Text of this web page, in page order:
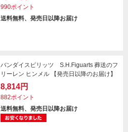
990ポイント
送料無料、発売日以降お届け
バンダイスピリッツ S.H.Figuarts 葬送のフ
リーレン ヒンメル 【発売日以降のお届け】
8,814円
882ポイント
送料無料、発売日以降お届け